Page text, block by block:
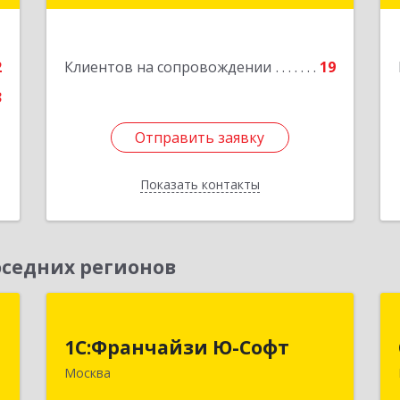
Клиентов на сопровождении 19
Отправить заявку
Показать контакты
Отправить заявку
Назад
регионов
1С:Франчайзи Ю-Софт
Москва
117149, Москва г, вн.тер.г.